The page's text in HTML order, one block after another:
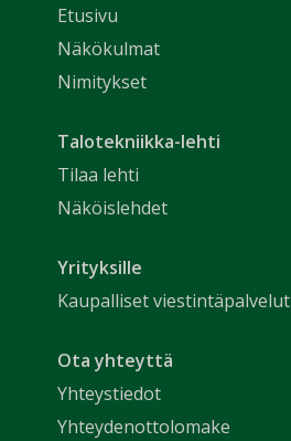
Etusivu
Näkökulmat
Nimitykset
Talotekniikka-lehti
Tilaa lehti
Näköislehdet
Yrityksille
Kaupalliset viestintäpalvelut
Ota yhteyttä
Yhteystiedot
Yhteydenottolomake